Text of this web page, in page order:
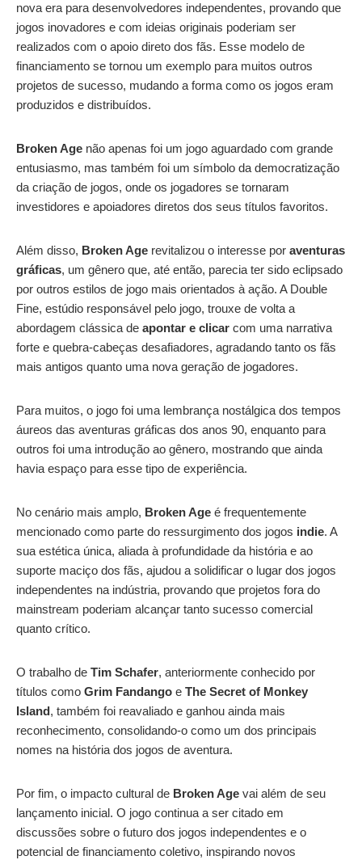
nova era para desenvolvedores independentes, provando que
jogos inovadores e com ideias originais poderiam ser
realizados com o apoio direto dos fãs. Esse modelo de
financiamento se tornou um exemplo para muitos outros
projetos de sucesso, mudando a forma como os jogos eram
produzidos e distribuídos.
Broken Age não apenas foi um jogo aguardado com grande
entusiasmo, mas também foi um símbolo da democratização
da criação de jogos, onde os jogadores se tornaram
investidores e apoiadores diretos dos seus títulos favoritos.
Além disso, Broken Age revitalizou o interesse por aventuras
gráficas, um gênero que, até então, parecia ter sido eclipsado
por outros estilos de jogo mais orientados à ação. A Double
Fine, estúdio responsável pelo jogo, trouxe de volta a
abordagem clássica de apontar e clicar com uma narrativa
forte e quebra-cabeças desafiadores, agradando tanto os fãs
mais antigos quanto uma nova geração de jogadores.
Para muitos, o jogo foi uma lembrança nostálgica dos tempos
áureos das aventuras gráficas dos anos 90, enquanto para
outros foi uma introdução ao gênero, mostrando que ainda
havia espaço para esse tipo de experiência.
No cenário mais amplo, Broken Age é frequentemente
mencionado como parte do ressurgimento dos jogos indie. A
sua estética única, aliada à profundidade da história e ao
suporte maciço dos fãs, ajudou a solidificar o lugar dos jogos
independentes na indústria, provando que projetos fora do
mainstream poderiam alcançar tanto sucesso comercial
quanto crítico.
O trabalho de Tim Schafer, anteriormente conhecido por
títulos como Grim Fandango e The Secret of Monkey
Island, também foi reavaliado e ganhou ainda mais
reconhecimento, consolidando-o como um dos principais
nomes na história dos jogos de aventura.
Por fim, o impacto cultural de Broken Age vai além de seu
lançamento inicial. O jogo continua a ser citado em
discussões sobre o futuro dos jogos independentes e o
potencial de financiamento coletivo, inspirando novos